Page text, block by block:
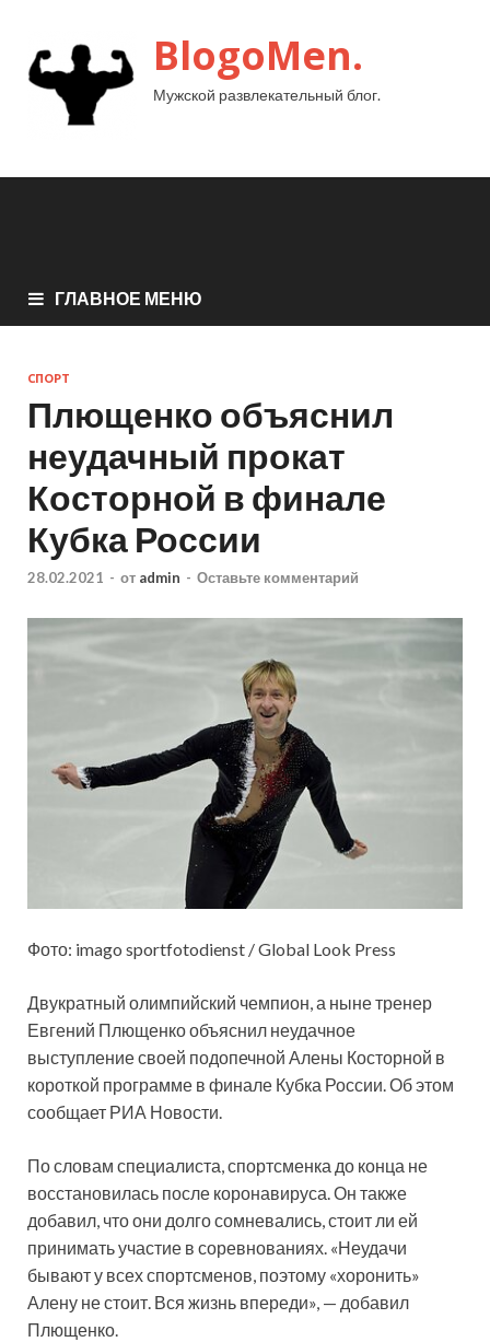
BlogoMen.
Мужской развлекательный блог.
ГЛАВНОЕ МЕНЮ
СПОРТ
Плющенко объяснил
неудачный прокат
Косторной в финале
Кубка России
28.02.2021 - от admin - Оставьте комментарий
Фото: imago sportfotodienst / Global Look Press
Двукратный олимпийский чемпион, а ныне тренер
Евгений Плющенко объяснил неудачное
выступление своей подопечной Алены Косторной в
короткой программе в финале Кубка России. Об этом
сообщает РИА Новости.
По словам специалиста, спортсменка до конца не
восстановилась после коронавируса. Он также
добавил, что они долго сомневались, стоит ли ей
принимать участие в соревнованиях. «Неудачи
бывают у всех спортсменов, поэтому «хоронить»
Алену не стоит. Вся жизнь впереди», — добавил
Плющенко.